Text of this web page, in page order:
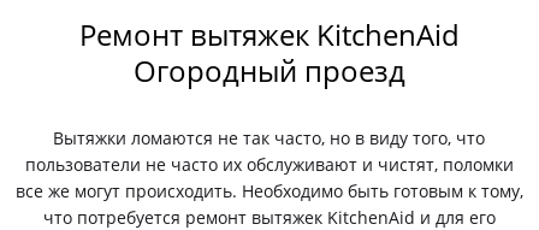
Ремонт вытяжек KitchenAid
Огородный проезд
Вытяжки ломаются не так часто, но в виду того, что
пользователи не часто их обслуживают и чистят, поломки
все же могут происходить. Необходимо быть готовым к тому,
что потребуется ремонт вытяжек KitchenAid и для его